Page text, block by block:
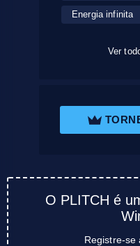
Energia infinita
Ver
O PLITCH é
Registre-se